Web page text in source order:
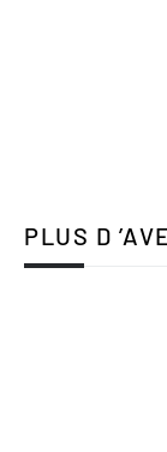
PLUS D